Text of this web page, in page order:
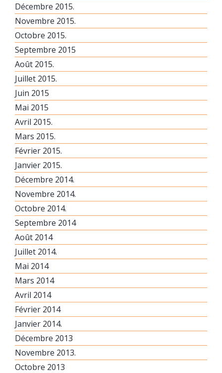
Décembre 2015.
Novembre 2015.
Octobre 2015.
Septembre 2015
Août 2015.
Juillet 2015.
Juin 2015
Mai 2015
Avril 2015.
Mars 2015.
Février 2015.
Janvier 2015.
Décembre 2014.
Novembre 2014.
Octobre 2014.
Septembre 2014
Août 2014
Juillet 2014.
Mai 2014
Mars 2014
Avril 2014
Février 2014
Janvier 2014.
Décembre 2013
Novembre 2013.
Octobre 2013